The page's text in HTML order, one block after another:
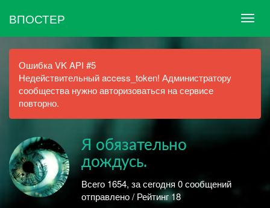
ВПОСТЕР
Ошибка VK API #5
Недействительный access_token! Администратору
сообщества нужно авторизоваться на сервисе
повторно.
Я обязательно
дождусь.
Всего 1654, за сегодня 0 сообщений
отправлено / Рейтинг 18